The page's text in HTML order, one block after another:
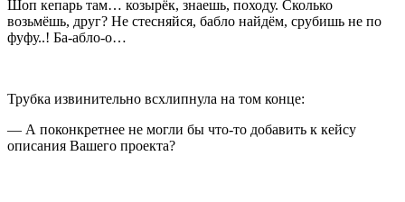
Шоп кепарь там… козырёк, знаешь, походу. Сколько
возьмёшь, друг? Не стесняйся, бабло найдём, срубишь не по
фуфу..! Ба-абло-о…
Трубка извинительно всхлипнула на том конце:
— А поконкретнее не могли бы что-то добавить к кейсу
описания Вашего проекта?